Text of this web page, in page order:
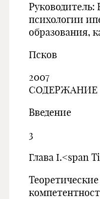
психологии
образования,
Псков
2007
СОДЕРЖАНИЕ
Введение
3
Глава